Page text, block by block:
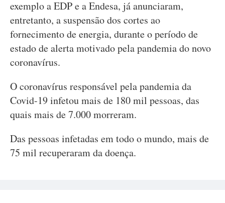
exemplo a EDP e a Endesa, já anunciaram,
entretanto, a suspensão dos cortes ao
fornecimento de energia, durante o período de
estado de alerta motivado pela pandemia do novo
coronavírus.
O coronavírus responsável pela pandemia da
Covid-19 infetou mais de 180 mil pessoas, das
quais mais de 7.000 morreram.
Das pessoas infetadas em todo o mundo, mais de
75 mil recuperaram da doença.